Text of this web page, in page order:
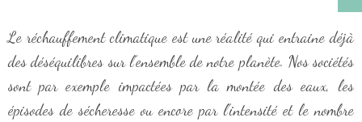
Le réchauffement climatique est une réalité qui entraine déjà
des déséquilibres sur l’ensemble de notre planète. Nos sociétés
sont par exemple impactées par la montée des eaux, les
épisodes de sécheresse ou encore par l’intensité et le nombre